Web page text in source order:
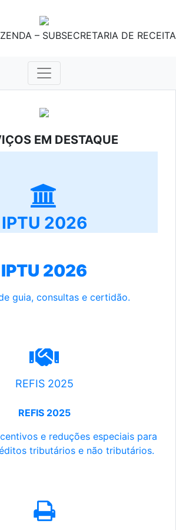
– SUBSECRETARIA DE RECEITA
EM DESTAQUE
IPTU 2026
IPTU 2026
guia, consultas e certidão.
REFIS 2025
REFIS 2025
e reduções especiais para
tributários e não tributários.